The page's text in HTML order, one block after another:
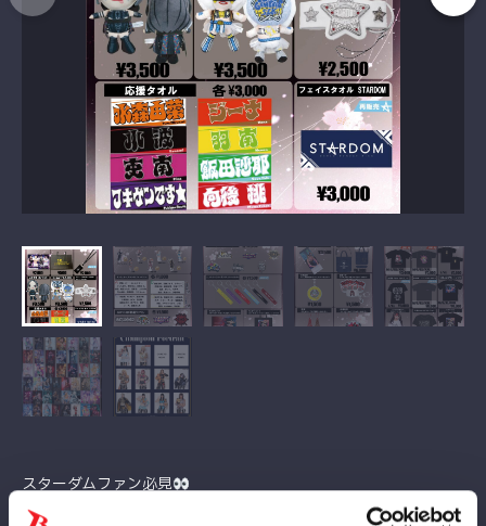
スターダムファン必見